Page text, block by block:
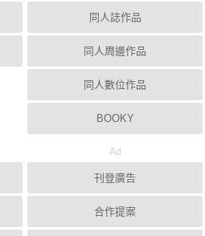
同人誌作品
同人周邊作品
同人數位作品
BOOKY
Ad
刊登廣告
合作提案